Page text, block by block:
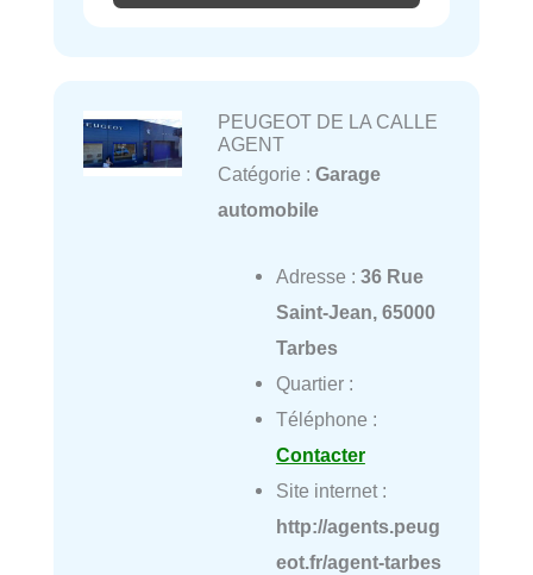
PEUGEOT DE LA CALLE
AGENT
Catégorie : Garage
automobile
Adresse : 36 Rue
Saint-Jean, 65000
Tarbes
Quartier :
Téléphone :
Contacter
Site internet :
http://agents.peug
eot.fr/agent-tarbes